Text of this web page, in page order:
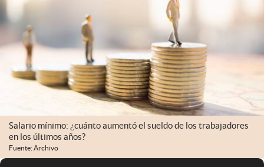
Salario mínimo: ¿cuánto aumentó el sueldo de los trabajadores
en los últimos años?
Fuente: Archivo